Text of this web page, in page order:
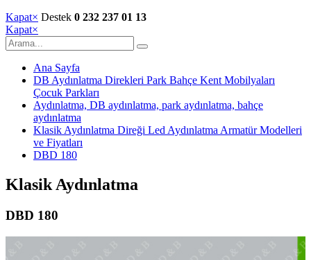
Kapat× Destek 0 232 237 01 13
Kapat×
Ana Sayfa
DB Aydınlatma Direkleri Park Bahçe Kent Mobilyaları
Çocuk Parkları
Aydınlatma, DB aydınlatma, park aydınlatma, bahçe
aydınlatma
Klasik Aydınlatma Direği Led Aydınlatma Armatür Modelleri
ve Fiyatları
DBD 180
Klasik Aydınlatma
DBD 180